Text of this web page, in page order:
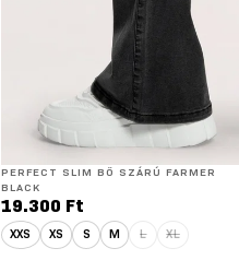
ÚJ
PERFECT SLIM BŐ SZÁRÚ FARMER
BLACK
19.300 Ft
XXS XS S M L XL